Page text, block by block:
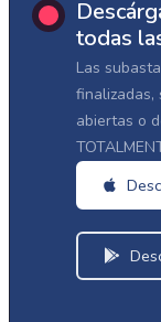
todas
Las
finalizadas,
abiertas o